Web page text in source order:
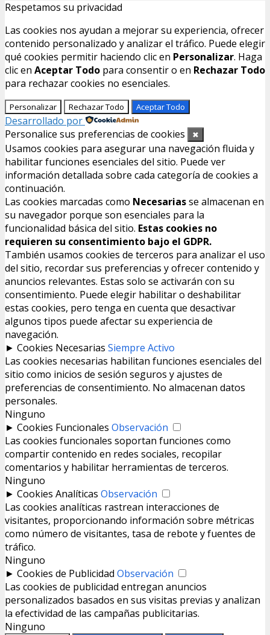
Respetamos su privacidad
Las cookies nos ayudan a mejorar su experiencia, ofrecer
contenido personalizado y analizar el tráfico. Puede elegir
qué cookies permitir haciendo clic en Personalizar. Haga
clic en Aceptar Todo para consentir o en Rechazar Todo
para rechazar cookies no esenciales.
Personalizar Rechazar Todo Aceptar Todo
Desarrollado por
Personalice sus preferencias de cookies
✖
Usamos cookies para asegurar una navegación fluida y
habilitar funciones esenciales del sitio. Puede ver
información detallada sobre cada categoría de cookies a
continuación.
Las cookies marcadas como Necesariasse almacenan en
su navegador porque son esenciales para la
funcionalidad básica del sitio. Estas cookies no
requieren su consentimiento bajo el GDPR.
También usamos cookies de terceros para analizar el uso
del sitio, recordar sus preferencias y ofrecer contenido y
anuncios relevantes. Estas solo se activarán con su
consentimiento. Puede elegir habilitar o deshabilitar
estas cookies, pero tenga en cuenta que desactivar
algunos tipos puede afectar su experiencia de
navegación.
► Cookies Necesarias Siempre Activo
Las cookies necesarias habilitan funciones esenciales del
sitio como inicios de sesión seguros y ajustes de
preferencias de consentimiento. No almacenan datos
personales.
Ninguno
► Cookies Funcionales Observación
Las cookies funcionales soportan funciones como
compartir contenido en redes sociales, recopilar
comentarios y habilitar herramientas de terceros.
Ninguno
► Cookies Analíticas Observación
Las cookies analíticas rastrean interacciones de
visitantes, proporcionando información sobre métricas
como número de visitantes, tasa de rebote y fuentes de
tráfico.
Ninguno
► Cookies de Publicidad Observación
Las cookies de publicidad entregan anuncios
personalizados basados en sus visitas previas y analizan
la efectividad de las campañas publicitarias.
Ninguno